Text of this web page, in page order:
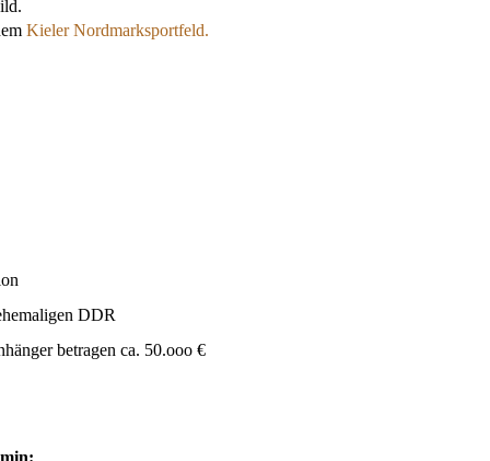
Kieler Nordmarksportfeld.
DDR
betragen ca. 50.ooo €